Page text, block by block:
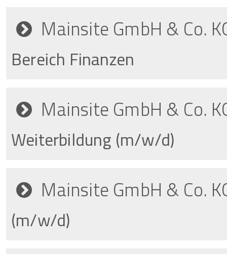
Mainsite GmbH & Co.
Bereich Finanzen
Mainsite GmbH & Co.
Weiterbildung (m/w/d)
Mainsite GmbH & Co.
(m/w/d)